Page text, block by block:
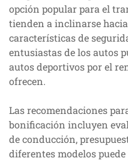
opción popular para el
tienden a inclinarse
características de
entusiastas de los autos
autos deportivos por el
ofrecen.
Las recomendaciones
bonificación incluyen
de conducción,
diferentes modelos